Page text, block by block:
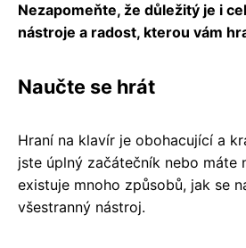
Nezapomeňte, že důležitý je i
nástroje a radost, kterou vám
Naučte se hrát
Hraní na klavír je obohacující a
jste úplný začátečník nebo máte
existuje mnoho způsobů, jak se
všestranný nástroj.